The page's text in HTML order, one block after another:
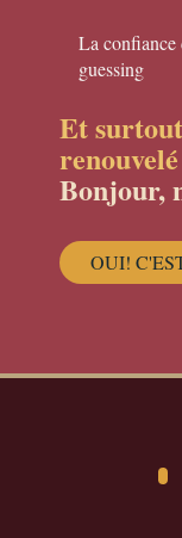
La confiance
guessing
Et
Bonjour,
OUI!